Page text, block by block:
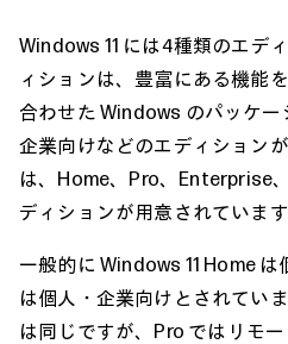
Windows 11 には4種類のエデ
ィションは、豊富にある機能
合わせた Windows のパッケ
企業向けなどのエディション
は、Home、Pro、Enterprise
ディションが用意されています
一般的に Windows 11 Home
は個人・企業向けとされてい
は同じですが、Pro ではリモ